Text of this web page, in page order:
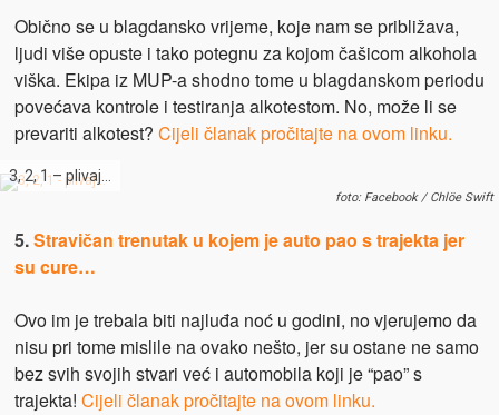
Obično se u blagdansko vrijeme, koje nam se približava,
ljudi više opuste i tako potegnu za kojom čašicom alkohola
viška. Ekipa iz MUP-a shodno tome u blagdanskom periodu
povećava kontrole i testiranja alkotestom. No, može li se
prevariti alkotest? Cijeli članak pročitajte na ovom linku.
3, 2, 1 – plivaj…
foto: Facebook / Chlöe Swift
5.Stravičan trenutak u kojem je auto pao s trajekta jer
su cure…
Ovo im je trebala biti najluđa noć u godini, no vjerujemo da
nisu pri tome mislile na ovako nešto, jer su ostane ne samo
bez svih svojih stvari već i automobila koji je “pao” s
trajekta! Cijeli članak pročitajte na ovom linku.